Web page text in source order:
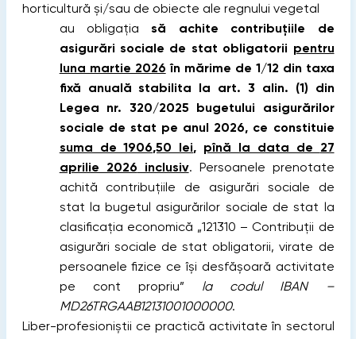
horticultură și/sau de obiecte ale regnului vegetal
au obligaţia să achite contribuţiile de
asigurări sociale de stat obligatorii pentru
luna martie 2026 în mărime de 1/12 din taxa
fixă anuală stabilita la art. 3 alin. (1) din
Legea nr. 320/2025 bugetului asigurărilor
sociale de stat pe anul 2026, ce constituie
suma de 1906,50 lei, pînă la data de 27
aprilie 2026 inclusiv. Persoanele prenotate
achită contribuţiile de asigurări sociale de
stat la bugetul asigurărilor sociale de stat la
clasificaţia economică „121310 – Contribuţii de
asigurări sociale de stat obligatorii, virate de
persoanele fizice ce îşi desfăşoară activitate
pe cont propriu” la codul IBAN –
MD26TRGAAB12131001000000.
Liber-profesioniştii ce practică activitate în sectorul